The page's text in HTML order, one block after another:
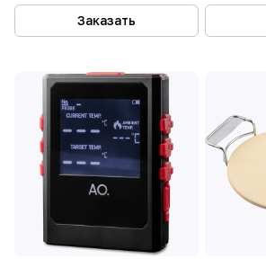
Заказать